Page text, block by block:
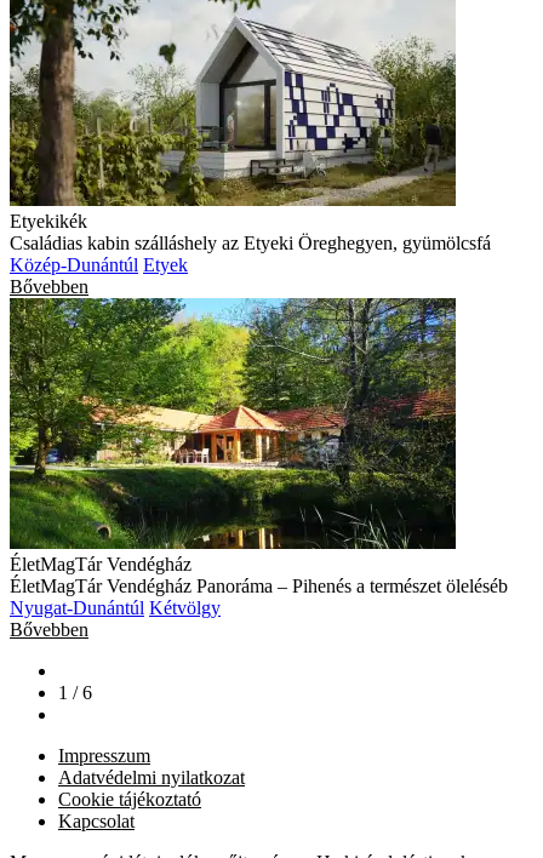
Etyekikék
Családias kabin szálláshely az Etyeki Öreghegyen, gyümölcsfá
Közép-Dunántúl Etyek
Bővebben
ÉletMagTár Vendégház
ÉletMagTár Vendégház Panoráma – Pihenés a természet öleléséb
Nyugat-Dunántúl Kétvölgy
Bővebben
1 / 6
Impresszum
Adatvédelmi nyilatkozat
Cookie tájékoztató
Kapcsolat